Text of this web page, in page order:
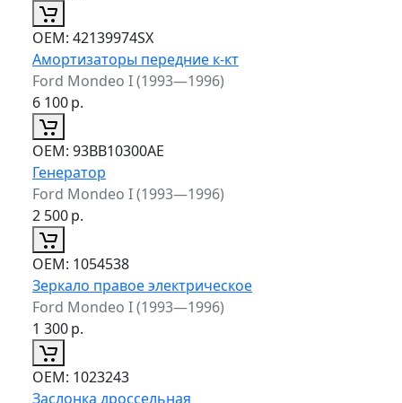
ОЕМ: 42139974SX
Амортизаторы передние к-кт
Ford Mondeo I (1993—1996)
6 100р.
ОЕМ: 93BB10300AE
Генератор
Ford Mondeo I (1993—1996)
2 500р.
ОЕМ: 1054538
Зеркало правое электрическое
Ford Mondeo I (1993—1996)
1 300р.
ОЕМ: 1023243
Заслонка дроссельная